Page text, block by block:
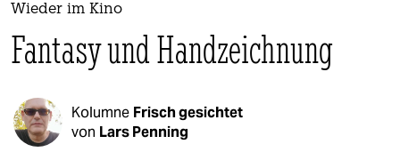
themen
politik
öko
gesellschaft
Wieder im Kino
Fantasy und Handzeichnung
Kolumne Frisch gesichtet
von Lars Penning